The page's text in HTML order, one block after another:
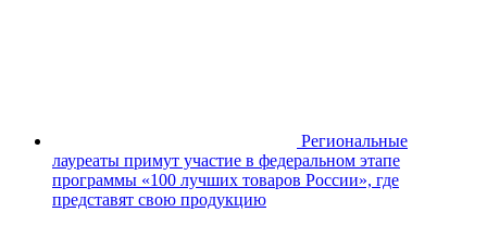
Региональные
лауреаты примут участие в федеральном этапе
программы «100 лучших товаров России», где
представят свою продукцию